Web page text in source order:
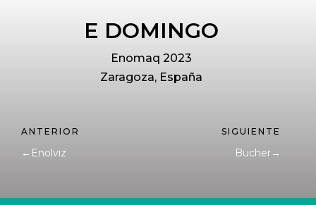
E DOMINGO
Enomaq 2023
Zaragoza, España
← Enolviz Bucher→